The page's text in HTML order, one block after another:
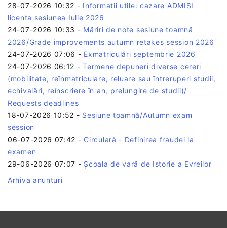
28-07-2026 10:32 - Informatii utile: cazare ADMISI
licenta sesiunea Iulie 2026
24-07-2026 10:33 - Măriri de note sesiune toamnă
2026/Grade improvements autumn retakes session 2026
24-07-2026 07:06 - Exmatriculări septembrie 2026
24-07-2026 06:12 -Termene depuneri diverse cereri
(mobilitate, reînmatriculare, reluare sau întreruperi studii,
echivalări, reînscriere în an, prelungire de studii)/
Requests deadlines
18-07-2026 10:52 - Sesiune toamnă/Autumn exam
session
06-07-2026 07:42 - Circulară - Definirea fraudei la
examen
29-06-2026 07:07 - Școala de vară de Istorie a Evreilor
Arhiva anunturi